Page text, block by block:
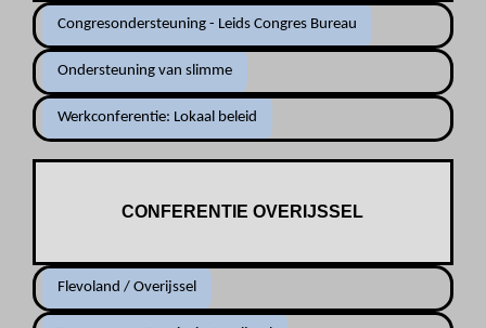
Congresondersteuning - Leids Congres Bureau
Ondersteuning van slimme
Werkconferentie: Lokaal beleid
CONFERENTIE OVERIJSSEL
Flevoland / Overijssel